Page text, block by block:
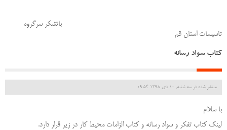
باتشکر سرگروه
تاسیسات استان قم
کتاب سواد رسانه
منتشر شده در سه شنبه, 10 دی 1398 09:54
با سلام
لینک کتاب تفکر و سواد رسانه و کتاب الزامات محیط کار در زیر قرار دارد.